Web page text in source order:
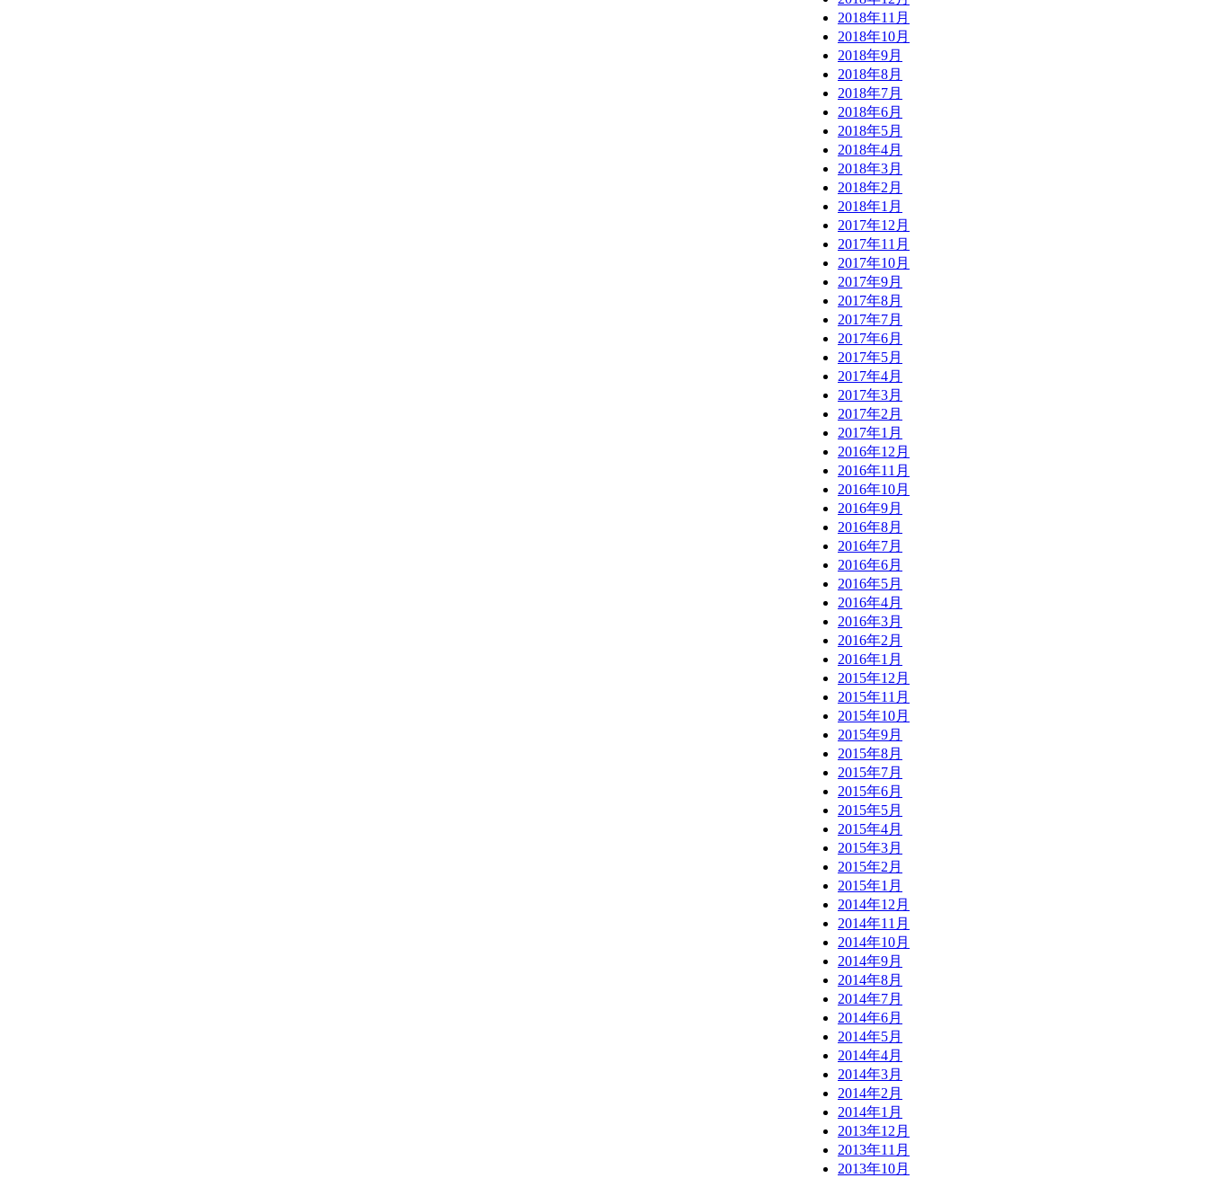
2018年11月
2018年10月
2018年9月
2018年8月
2018年7月
2018年6月
2018年5月
2018年4月
2018年3月
2018年2月
2018年1月
2017年12月
2017年11月
2017年10月
2017年9月
2017年8月
2017年7月
2017年6月
2017年5月
2017年4月
2017年3月
2017年2月
2017年1月
2016年12月
2016年11月
2016年10月
2016年9月
2016年8月
2016年7月
2016年6月
2016年5月
2016年4月
2016年3月
2016年2月
2016年1月
2015年12月
2015年11月
2015年10月
2015年9月
2015年8月
2015年7月
2015年6月
2015年5月
2015年4月
2015年3月
2015年2月
2015年1月
2014年12月
2014年11月
2014年10月
2014年9月
2014年8月
2014年7月
2014年6月
2014年5月
2014年4月
2014年3月
2014年2月
2014年1月
2013年12月
2013年11月
2013年10月